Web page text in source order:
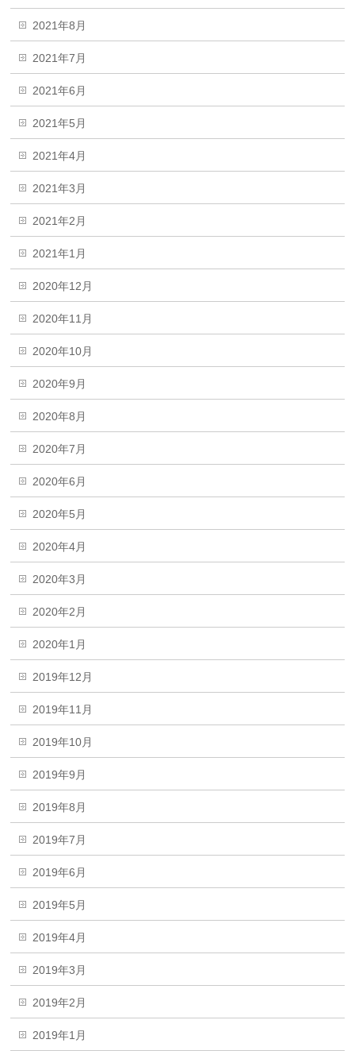
2021年8月
2021年7月
2021年6月
2021年5月
2021年4月
2021年3月
2021年2月
2021年1月
2020年12月
2020年11月
2020年10月
2020年9月
2020年8月
2020年7月
2020年6月
2020年5月
2020年4月
2020年3月
2020年2月
2020年1月
2019年12月
2019年11月
2019年10月
2019年9月
2019年8月
2019年7月
2019年6月
2019年5月
2019年4月
2019年3月
2019年2月
2019年1月